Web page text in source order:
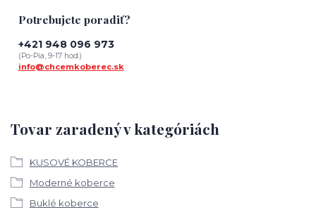
Tovar zaradený v kategóriách
KUSOVÉ KOBERCE
Moderné koberce
Buklé koberce
Potrebujete poradiť?
+421 948 096 973
(Po-Pia, 9-17 hod.)
info@chcemkoberec.sk